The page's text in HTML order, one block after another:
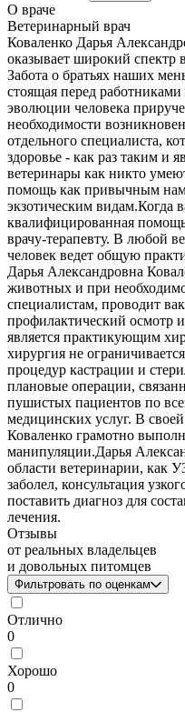
О враче
Ветеринарный врач
Коваленко Дарья
оказывает широкий спектр
Забота о братьях наших
стоящая перед
эволюции человека
необходимости
отдельного специалиста,
здоровье - как раз таким и
ветеринары как никто
помощь как привычным
экзотическим видам.Когда
квалифицированная
врачу-терапевту. В любой
человек ведет общую
Дарья Александровна
животных и при
специалистам, проводит
профилактический осмотр
является практикующим
хирургия не
процедур кастрации и
плановые операции,
пушистых пациентов по
медицинских услуг. В
Коваленко грамотно
манипуляции.Дарья
области ветеринарии, как
заболел, консультация
поставить диагноз для
лечения.
Отзывы
от реальных владельцев
и довольных питомцев
Фильтровать по оценкам
Отлично
0
Хорошо
0